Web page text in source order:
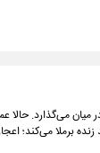
میان می‌گذارد. حالا
برملا می‌کند؛